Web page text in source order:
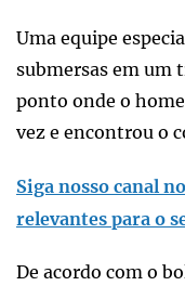
Uma equipe
submersas em um
ponto onde o
vez e encontrou o
Siga nosso canal
relevantes para o
De acordo com o